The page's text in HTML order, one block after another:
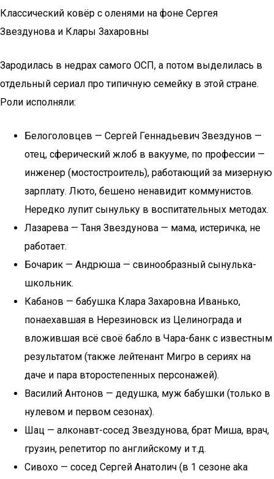
Классический ковёр с оленями на фоне Сергея
Звездунова и Клары Захаровны
Зародилась в недрах самого ОСП, а потом выделилась в
отдельный сериал про типичную семейку в этой стране.
Роли исполняли:
Белоголовцев — Сергей Геннадьевич Звездунов —
отец, сферический жлоб в вакууме, по профессии —
инженер (мостостроитель), работающий за мизерную
зарплату. Люто, бешено ненавидит коммунистов.
Нередко лупит сынульку в воспитательных методах.
Лазарева — Таня Звездунова — мама, истеричка, не
работает.
Бочарик — Андрюша — свинообразный сынулька-
школьник.
Кабанов — бабушка Клара Захаровна Иванько,
понаехавшая в Нерезиновск из Целинограда и
вложившая всё своё бабло в Чара-банк с известным
результатом (также лейтенант Мигро в сериях на
даче и пара второстепенных персонажей).
Василий Антонов — дедушка, муж бабушки (только в
нулевом и первом сезонах).
Шац — алконавт-сосед Звездунова, брат Миша, врач,
грузин, репетитор по английскому и т.д.
Сивохо — сосед Сергей Анатолич (в 1 сезоне aka